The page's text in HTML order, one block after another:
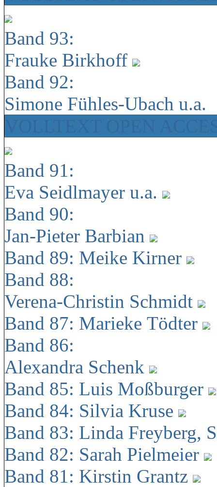
Band 93:
Frauke Birkhoff
Band 92:
Simone Fühles-Ubach u.a.
Band 91:
Eva Seidlmayer u.a.
Band 90:
Jan-Pieter Barbian
Band 89: Meike Kirner
Band 88:
Verena-Christin Schmidt
Band 87: Marieke Tödter
Band 86:
Alexandra Schenk
Band 85: Luis Moßburger
Band 84: Silvia Kruse
Band 83: Linda Freyberg,
Band 82: Sarah Pielmeier
Band 81: Kirstin Grantz